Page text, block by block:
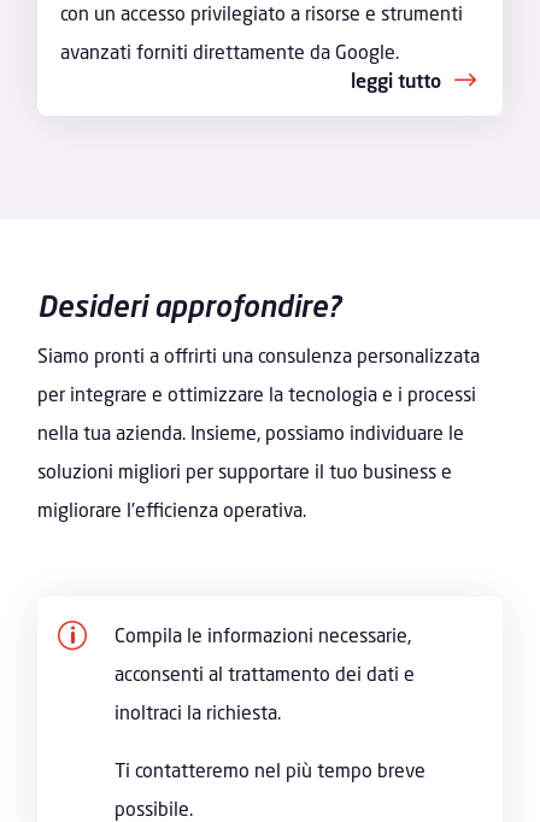
con un accesso privilegiato a risorse e strumenti
avanzati forniti direttamente da Google.
leggi tutto
Desideri approfondire?
Siamo pronti a offrirti una consulenza personalizzata
per integrare e ottimizzare la tecnologia e i processi
nella tua azienda. Insieme, possiamo individuare le
soluzioni migliori per supportare il tuo business e
migliorare l'efficienza operativa.
p
Compila le informazioni necessarie,
acconsenti al trattamento dei dati e
inoltraci la richiesta.
Ti contatteremo nel più tempo breve
possibile.